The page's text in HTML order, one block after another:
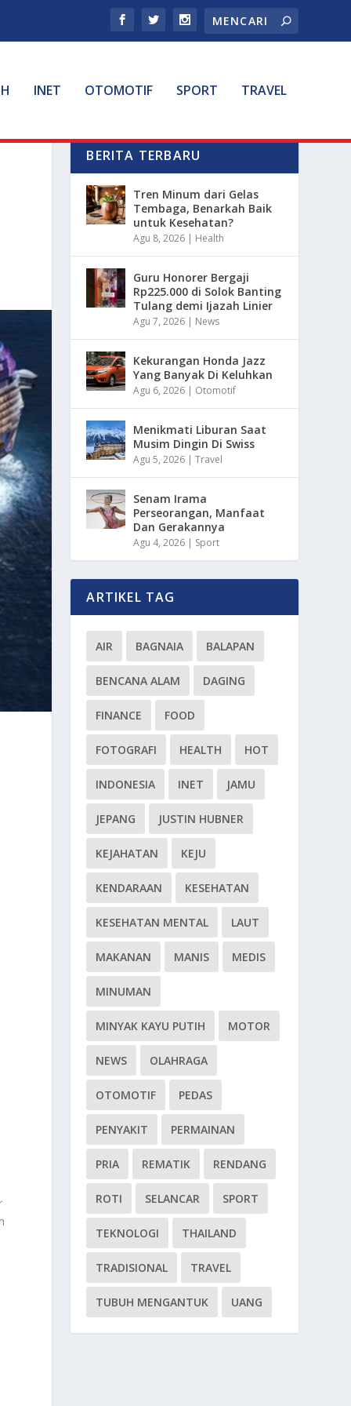
INET OTOMOTIF SPORT TRAVEL
BERITA TERBARU
Tren Minum dari Gelas
Tembaga, Benarkah Baik
untuk Kesehatan?
Agu 8, 2026 | Health
Guru Honorer Bergaji
Rp225.000 di Solok Banting
Tulang demi Ijazah Linier
Agu 7, 2026 | News
Kekurangan Honda Jazz
Yang Banyak Di Keluhkan
Agu 6, 2026 | Otomotif
Menikmati Liburan Saat
Musim Dingin Di Swiss
Agu 5, 2026 |Travel
Senam Irama
Perseorangan, Manfaat
Dan Gerakannya
Agu 4, 2026 | Sport
ARTIKEL TAG
AIR BAGNAIA BALAPAN
BENCANA ALAM DAGING
FINANCE FOOD
FOTOGRAFI HEALTH HOT
INDONESIA INET JAMU
JEPANG JUSTIN HUBNER
KEJAHATAN KEJU
KENDARAAN KESEHATAN
KESEHATAN MENTAL LAUT
MAKANAN MANIS MEDIS
MINUMAN
MINYAK KAYU PUTIH MOTOR
NEWS OLAHRAGA
OTOMOTIF PEDAS
PENYAKIT PERMAINAN
PRIA REMATIK RENDANG
ROTI SELANCAR SPORT
TEKNOLOGI THAILAND
TRADISIONAL TRAVEL
TUBUH MENGANTUK UANG